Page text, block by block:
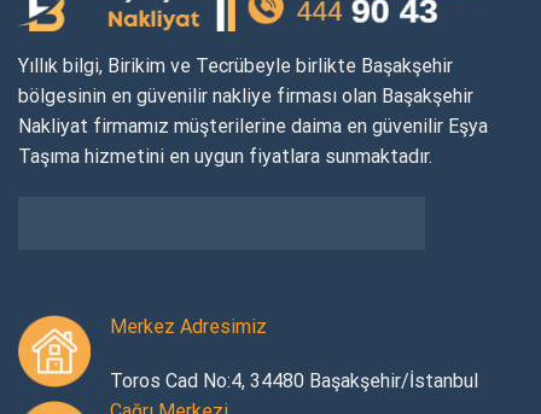
Yıllık bilgi, Birikim ve Tecrübeyle birlikte Başakşehir
bölgesinin en güvenilir nakliye firması olan Başakşehir
Nakliyat firmamız müşterilerine daima en güvenilir Eşya
Taşıma hizmetini en uygun fiyatlara sunmaktadır.
Merkez Adresimiz
Toros Cad No:4, 34480 Başakşehir/İstanbul